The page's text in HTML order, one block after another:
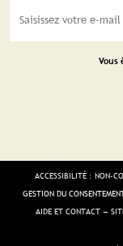
Vous
ACCESSIBILITÉ : NON-
GESTION DU
AIDE ET CONTACT